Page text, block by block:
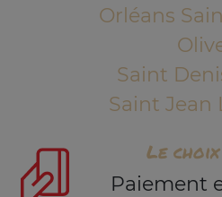
Orléans
Saint
Saint Jean
Le
Paiement